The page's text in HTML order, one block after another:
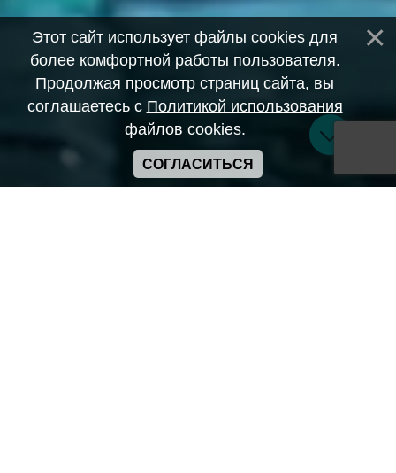
Этот сайт использует файлы cookies для
более комфортной работы пользователя.
Продолжая просмотр страниц сайта, вы
соглашаетесь с Политикой использования
файлов cookies.
СОГЛАСИТЬСЯ